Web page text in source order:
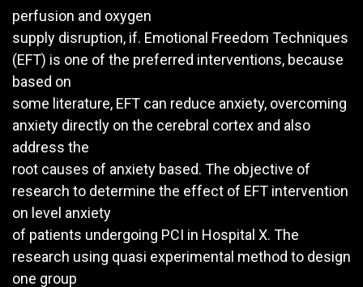
perfusion and oxygen
supply disruption, if. Emotional Freedom Techniques
(EFT) is one of the preferred interventions, because
based on
some literature, EFT can reduce anxiety, overcoming
anxiety directly on the cerebral cortex and also
address the
root causes of anxiety based. The objective of
research to determine the effect of EFT intervention
on level anxiety
of patients undergoing PCI in Hospital X. The
research using quasi experimental method to design
one group